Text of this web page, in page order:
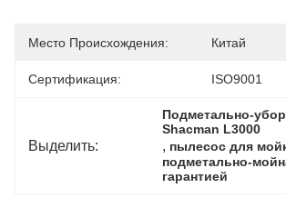
Место Происхождения: Китай
Сертификация: ISO9001
Выделить:
Подметально-
Shacman L3000
, пылесос для
подметально-
гарантией